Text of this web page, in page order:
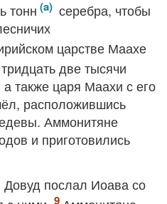
тонн
серебра, чтобы
царстве Маахе
две тысячи
также царя Маахи с его
расположившись
Аммонитяне
и приготовились
послал Иоава со